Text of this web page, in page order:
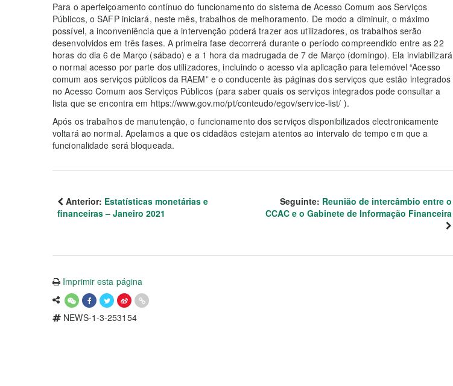
Para o aperfeiçoamento contínuo do funcionamento do sistema de Acesso Comum aos Serviços
Públicos, o SAFP iniciará, neste mês, trabalhos de melhoramento. De modo a diminuir, o máximo
possível, a inconveniência que a intervenção poderá trazer aos utilizadores, os trabalhos serão
desenvolvidos em três fases. A primeira fase decorrerá durante o período compreendido entre as 22
horas do dia 6 de Março (sábado) e a 1 hora da madrugada de 7 de Março (domingo). Ela inviabilizará
o normal acesso por parte dos utilizadores, incluindo o acesso via aplicação para telemóvel “Acesso
comum aos serviços públicos da RAEM” e o conducente às páginas dos serviços que estão integrados
no Acesso Comum aos Serviços Públicos (para saber quais os serviços integrados pode consultar a
lista que se encontra em https://www.gov.mo/pt/conteudo/egov/service-list/ ).
Após os trabalhos de manutenção, o funcionamento dos serviços disponibilizados electronicamente
voltará ao normal. Apelamos a que os cidadãos estejam atentos ao intervalo de tempo em que a
funcionalidade será bloqueada.
Anterior: Estatísticas monetárias e
financeiras – Janeiro 2021
Seguinte: Reunião de intercâmbio entre o
CCAC e o Gabinete de Informação Financeira
Imprimir esta página
NEWS-1-3-253154